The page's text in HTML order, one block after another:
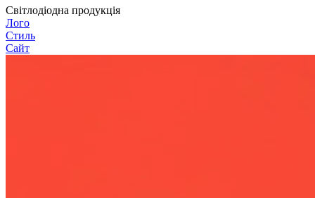
Світлодіодна продукція
Лого
Стиль
Сайт